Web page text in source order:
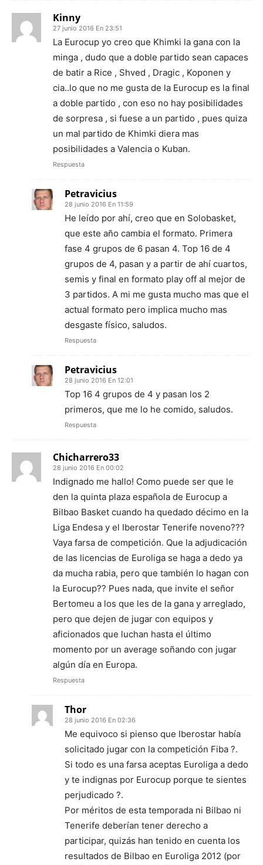
Kinny
27 junio 2016 En 23:51
La Eurocup yo creo que Khimki la gana con la
minga , dudo que a doble partido sean capaces
de batir a Rice , Shved , Dragic , Koponen y
cia..lo que no me gusta de la Eurocup es la final
a doble partido , con eso no hay posibilidades
de sorpresa , si fuese a un partido , pues quiza
un mal partido de Khimki diera mas
posibilidades a Valencia o Kuban.
Respuesta
Petravicius
28 junio 2016 En 11:59
He leído por ahí, creo que en Solobasket,
que este año cambia el formato. Primera
fase 4 grupos de 6 pasan 4. Top 16 de 4
grupos de 4, pasan y a partir de ahí cuartos,
semis y final en formato play off al mejor de
3 partidos. A mi me gusta mucho mas que el
actual formato pero implica mucho mas
desgaste físico, saludos.
Respuesta
Petravicius
28 junio 2016 En 12:01
Top 16 4 grupos de 4 y pasan los 2
primeros, que me lo he comido, saludos.
Respuesta
Chicharrero33
28 junio 2016 En 00:02
Indignado me hallo! Como puede ser que le
den la quinta plaza española de Eurocup a
Bilbao Basket cuando ha quedado décimo en la
Liga Endesa y el Iberostar Tenerife noveno???
Vaya farsa de competición. Que la adjudicación
de las licencias de Euroliga se haga a dedo ya
da mucha rabia, pero que también lo hagan con
la Eurocup?? Pues nada, que invite el señor
Bertomeu a los que les de la gana y arreglado,
pero que dejen de jugar con equipos y
aficionados que luchan hasta el último
momento por un average soñando con jugar
algún día en Europa.
Respuesta
Thor
28 junio 2016 En 02:36
Me equivoco si pienso que Iberostar había
solicitado jugar con la competición Fiba ?.
Si todo es una farsa aceptas Euroliga a dedo
y te indignas por Eurocup porque te sientes
perjudicado ?.
Por méritos de esta temporada ni Bilbao ni
Tenerife deberían tener derecho a
participar, quizás han tenido en cuenta los
resultados de Bilbao en Euroliga 2012 (por